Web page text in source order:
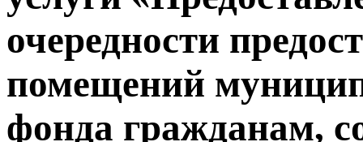
очередности
помещений
фонда гражданам,